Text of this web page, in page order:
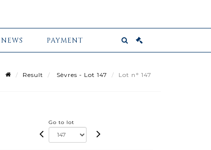
NEWS PAYMENT
Result Sèvres - Lot 147 Lot n° 147
Go to lot